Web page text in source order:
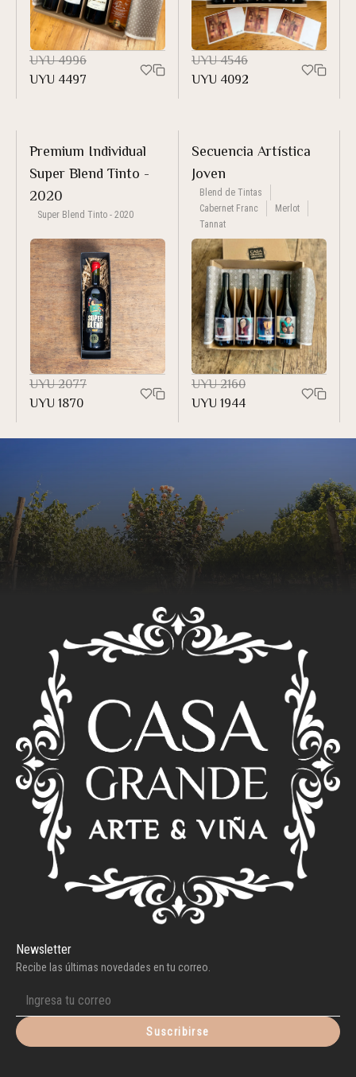
UYU 4497
UYU 4996
UYU 4092
UYU 4546
Premium Individual
Super Blend Tinto -
2020
Super Blend Tinto - 2020
UYU 1870
UYU 2077
Secuencia Artística
Joven
Blend de Tintas
Cabernet Franc
Merlot
Tannat
UYU 1944
UYU 2160
Newsletter
Recibe las últimas novedades en tu correo.
Suscribirse